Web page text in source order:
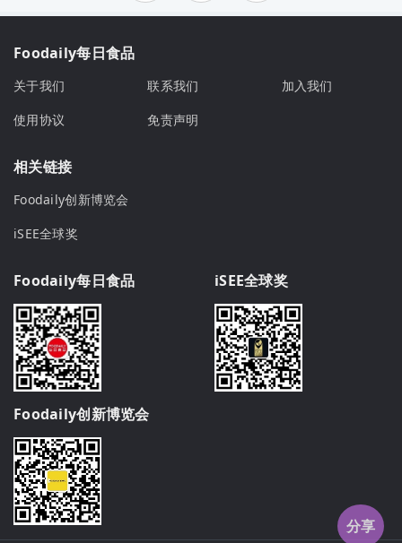
分享
Foodaily每日食品
关于我们 联系我们
加入我们
使用协议
免责声明
相关链接
Foodaily创新博览会
iSEE全球奖
Foodaily每日食品 iSEE全球奖
Foodaily创新博览会